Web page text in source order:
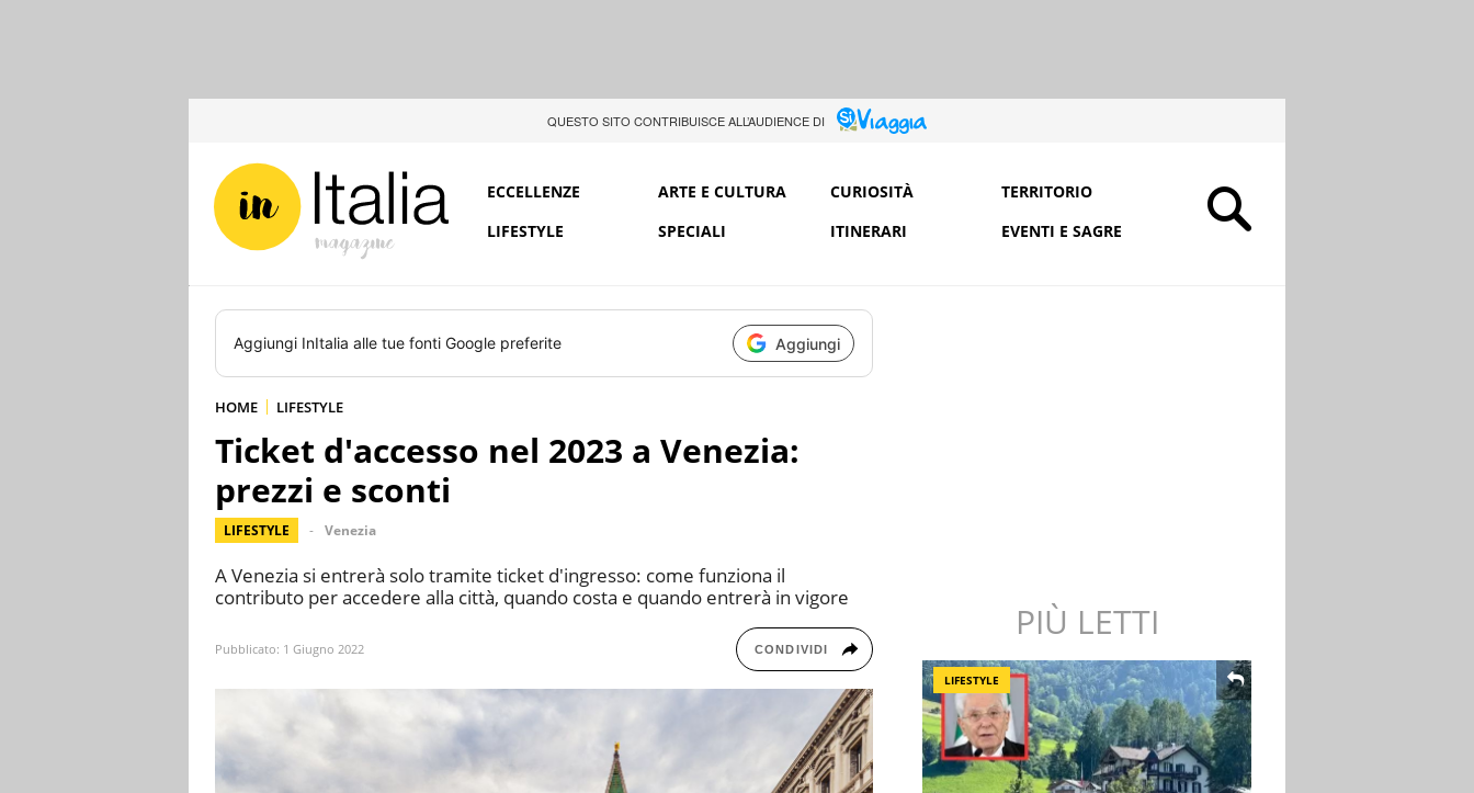
QUESTO SITO CONTRIBUISCE ALL’AUDIENCE DI
ECCELLENZE ARTE E CULTURA CURIOSITÀ
TERRITORIO
LIFESTYLE
SPECIALI ITINERARI EVENTI E SAGRE
Aggiungi InItalia alle tue fonti Google preferite Aggiungi
HOME LIFESTYLE
Ticket d'accesso nel 2023 a Venezia:
prezzi e sconti
LIFESTYLE Venezia
A Venezia si entrerà solo tramite ticket d'ingresso: come funziona il
contributo per accedere alla città, quando costa e quando entrerà in vigore
Pubblicato: 1 Giugno 2022 CONDIVIDI
PIÙ LETTI
LIFESTYLE